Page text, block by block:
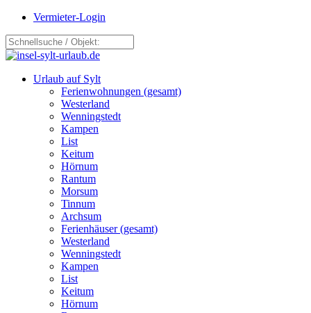
Vermieter-Login
Urlaub auf Sylt
Ferienwohnungen (gesamt)
Westerland
Wenningstedt
Kampen
List
Keitum
Hörnum
Rantum
Morsum
Tinnum
Archsum
Ferienhäuser (gesamt)
Westerland
Wenningstedt
Kampen
List
Keitum
Hörnum